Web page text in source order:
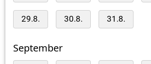
29.8. 30.8. 31.8.
September